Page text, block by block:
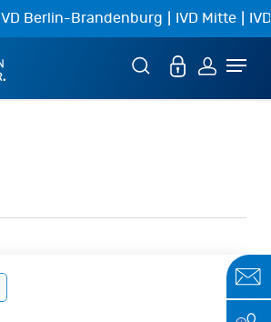
IVD Berlin-Brandenburg | IVD Mitte |